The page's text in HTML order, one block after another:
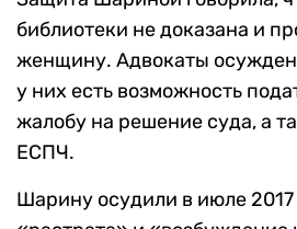
библиотеки не доказана и
женщину. Адвокаты
у них есть возможность
жалобу на решение суда, а
ЕСПЧ.
Шарину осудили в июле 2017